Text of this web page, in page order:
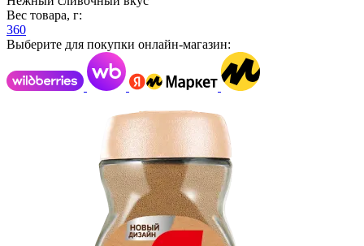
Вес товара, г:
360
Выберите для покупки онлайн-магазин: